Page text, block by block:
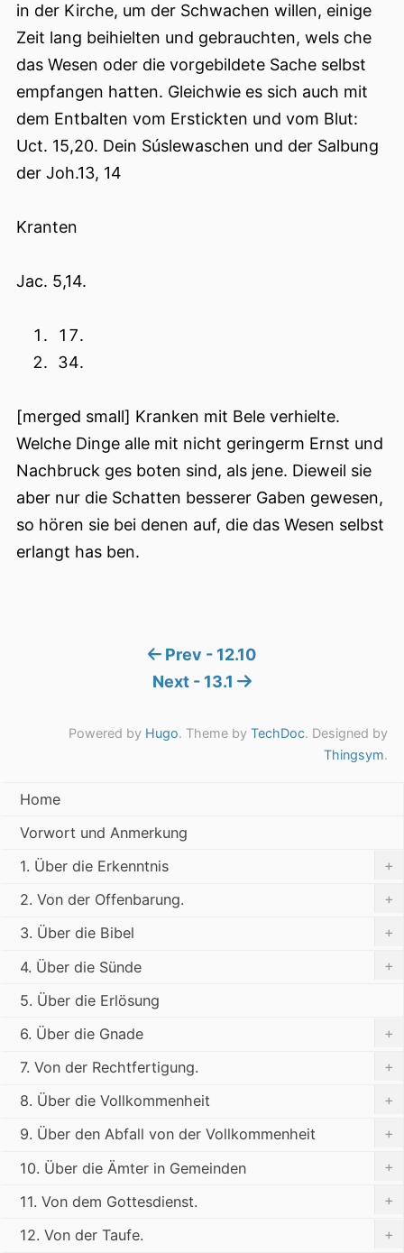
in der Kirche, um der Schwachen willen, einige
Zeit lang beihielten und gebrauchten, wels che
das Wesen oder die vorgebildete Sache selbst
empfangen hatten. Gleichwie es sich auch mit
dem Entbalten vom Erstickten und vom Blut:
Uct. 15,20. Dein Súslewaschen und der Salbung
der Joh.13, 14
Kranten
Jac. 5,14.
[merged small] Kranken mit Bele verhielte.
Welche Dinge alle mit nicht geringerm Ernst und
Nachbruck ges boten sind, als jene. Dieweil sie
aber nur die Schatten besserer Gaben gewesen,
so hören sie bei denen auf, die das Wesen selbst
erlangt has ben.
Prev - 12.10
Next - 13.1
Powered by Hugo. Theme by TechDoc. Designed by
Thingsym.
Home
Vorwort und Anmerkung
1. Über die Erkenntnis
+
2. Von der Offenbarung.
+
3. Über die Bibel
+
4. Über die Sünde
+
5. Über die Erlösung
6. Über die Gnade
+
7. Von der Rechtfertigung.
+
8. Über die Vollkommenheit
+
9. Über den Abfall von der Vollkommenheit
+
10. Über die Ämter in Gemeinden
+
11. Von dem Gottesdienst.
+
12. Von der Taufe.
+